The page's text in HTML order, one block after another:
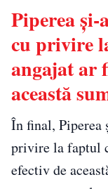
Piperea
cu privire
angajat ar
această
În final, Piperea
privire la faptul
efectiv de